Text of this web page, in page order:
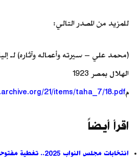
للمزيد من المصدر التالي:
(محمد علي – سيرته وأعماله وآثاره) لـ
الهلال بمصر 1923
م21/items/taha_7/18.pdf
اقرأ أيضاً
انتخابات مجلس النواب 2025.. تغطية مفتوحة